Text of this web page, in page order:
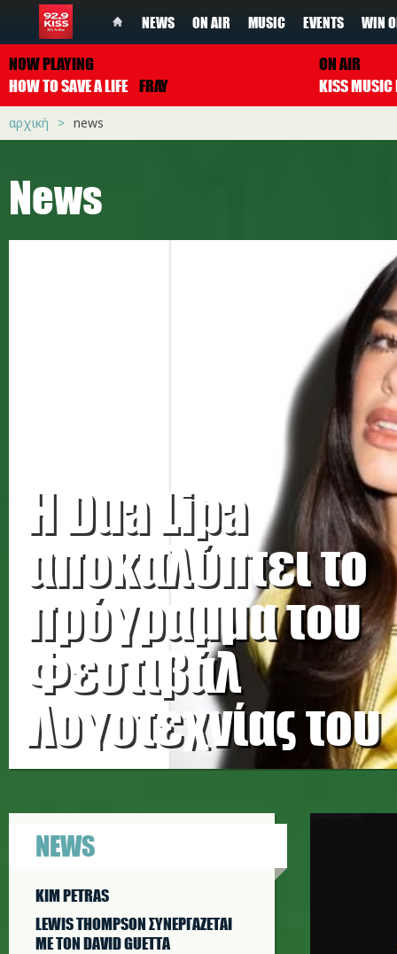
NEWS ON AIR MUSIC EVENTS WIN
NOW PLAYING
HOW TO SAVE A LIFE FRAY
ON AIR
αρχική news
News
Η Dua Lipa
αποκαλύπτει το
πρόγραμμα του
Φεστιβάλ
Λογοτεχνίας του
Λονδίνου
NEWS
KIM PETRAS
LEWIS THOMPSON ΣΥΝΕΡΓAΖΕΤΑΙ
ΜΕ ΤΟΝ DAVID GUETTA